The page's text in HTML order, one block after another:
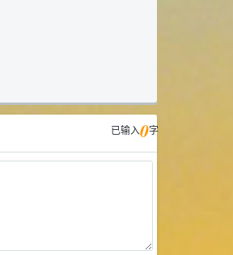
已输入0字